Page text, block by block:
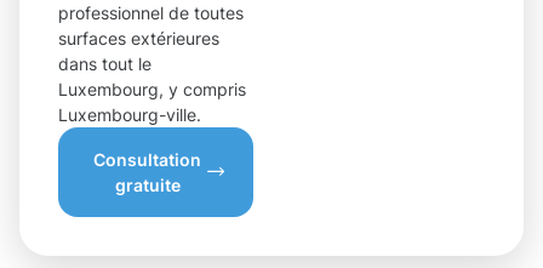
professionnel de toutes
surfaces extérieures
dans tout le
Luxembourg, y compris
Luxembourg-ville.
Consultation
gratuite